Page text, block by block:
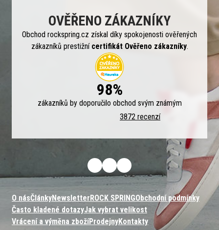
OVĚŘENO ZÁKAZNÍKY
Obchod rockspring.cz získal díky spokojenosti ověřených
zákazníků prestižní certifikát Ověřeno zákazníky.
98%
zákazníků by doporučilo obchod svým známým
3872 recenzí
O násČlánkyNewsletter ROCK SPRINGObchodní podmínky
Často kladené dotazyJak vybrat velikost
Vrácení a výměna zbožíProdejnyKontakty